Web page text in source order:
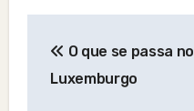
navigation
O que se passa no
Luxemburgo